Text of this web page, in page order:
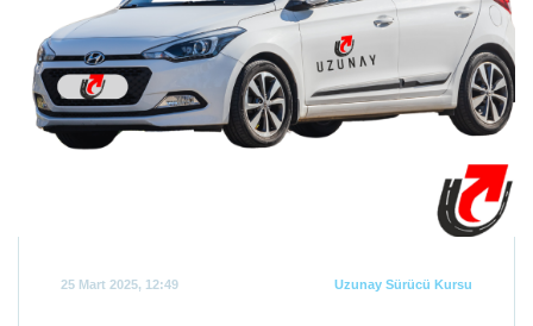
25 Mart 2025, 12:49 Uzunay Sürücü Kursu